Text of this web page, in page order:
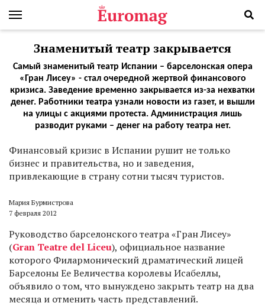
Знаменитый театр закрывается
Самый знаменитый театр Испании – барселонская опера
«Гран Лисеу» - стал очередной жертвой финансового
кризиса. Заведение временно закрывается из-за нехватки
денег. Работники театра узнали новости из газет, и вышли
на улицы с акциями протеста. Администрация лишь
разводит руками – денег на работу театра нет.
Финансовый кризис в Испании рушит не только
бизнес и правительства, но и заведения,
привлекающие в страну сотни тысяч туристов.
Мария Бурмистрова
7 февраля 2012
Руководство барселонского театра «Гран Лисеу»
(Gran Teatre del Liceu), официальное название
которого Филармонический драматический лицей
Барселоны Ее Величества королевы Исабеллы,
объявило о том, что вынуждено закрыть театр на два
месяца и отменить часть представлений.